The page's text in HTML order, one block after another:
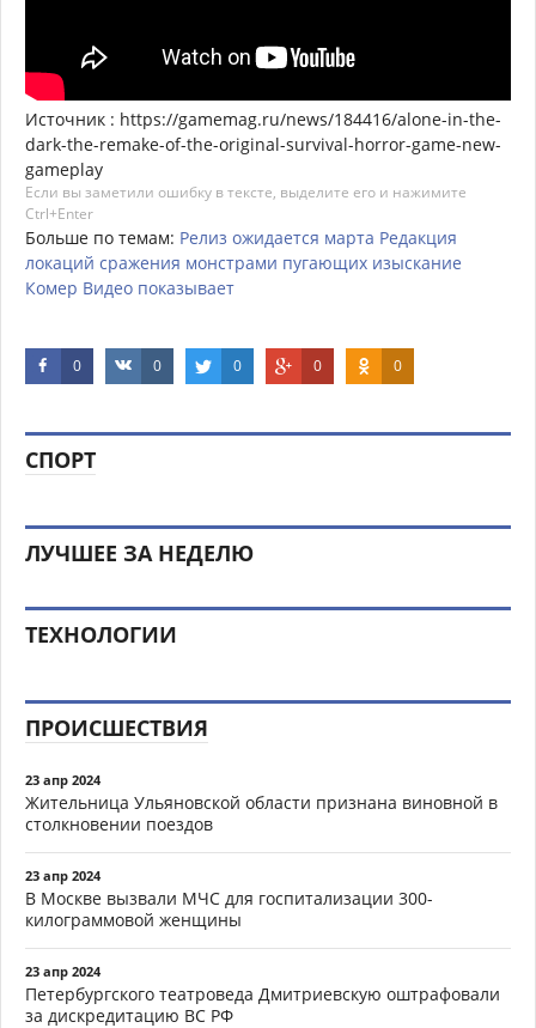
Источник : https://gamemag.ru/news/184416/alone-in-the-
dark-the-remake-of-the-original-survival-horror-game-new-
gameplay
Если вы заметили ошибку в тексте, выделите его и нажимите
Ctrl+Enter
Больше по темам: Релиз ожидается марта Редакция
локаций сражения монстрами пугающих изыскание
Комер Видео показывает
0 0 0 0 0
СПОРТ
ЛУЧШЕЕ ЗА НЕДЕЛЮ
ТЕХНОЛОГИИ
ПРОИСШЕСТВИЯ
23 апр 2024
Жительница Ульяновской области признана виновной в
столкновении поездов
23 апр 2024
В Москве вызвали МЧС для госпитализации 300-
килограммовой женщины
23 апр 2024
Петербургского театроведа Дмитриевскую оштрафовали
за дискредитацию ВС РФ